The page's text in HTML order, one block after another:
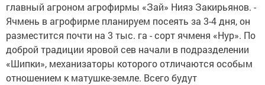
главный агроном агрофирмы «Зай» Нияз Закирьянов. -
Ячмень в агрофирме планируем посеять за 3-4 дня, он
разместится почти на 3 тыс. га - сорт ячменя «Нур». По
доброй традиции яровой сев начали в подразделении
«Шипки», механизаторы которого отличаются особым
отношением к матушке-земле. Всего будут